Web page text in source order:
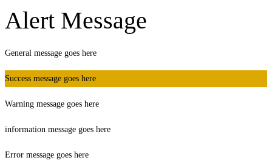
Alert Message
General message goes here
Success message goes here
Warning message goes here
information message goes here
Error message goes here